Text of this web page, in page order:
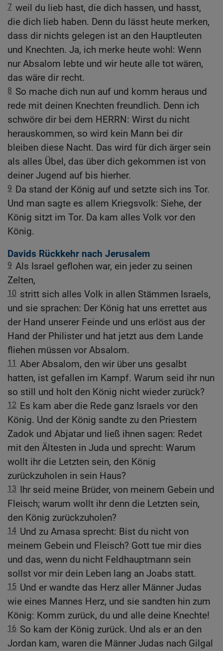
7 weil du lieb hast, die dich hassen, und hasst,
die dich lieb haben. Denn du lässt heute merken,
dass dir nichts gelegen ist an den Hauptleuten
und Knechten. Ja, ich merke heute wohl: Wenn
nur Absalom lebte und wir heute alle tot wären,
das wäre dir recht.
8 So mache dich nun auf und komm heraus und
rede mit deinen Knechten freundlich. Denn ich
schwöre dir bei dem HERRN: Wirst du nicht
herauskommen, so wird kein Mann bei dir
bleiben diese Nacht. Das wird für dich ärger sein
als alles Übel, das über dich gekommen ist von
deiner Jugend auf bis hierher.
9 Da stand der König auf und setzte sich ins Tor.
Und man sagte es allem Kriegsvolk: Siehe, der
König sitzt im Tor. Da kam alles Volk vor den
König.
Davids Rückkehr nach Jerusalem
9 Als Israel geflohen war, ein jeder zu seinen
Zelten,
10 stritt sich alles Volk in allen Stämmen Israels,
und sie sprachen: Der König hat uns errettet aus
der Hand unserer Feinde und uns erlöst aus der
Hand der Philister und hat jetzt aus dem Lande
fliehen müssen vor Absalom.
11 Aber Absalom, den wir über uns gesalbt
hatten, ist gefallen im Kampf. Warum seid ihr nun
so still und holt den König nicht wieder zurück?
12 Es kam aber die Rede ganz Israels vor den
König. Und der König sandte zu den Priestern
Zadok und Abjatar und ließ ihnen sagen: Redet
mit den Ältesten in Juda und sprecht: Warum
wollt ihr die Letzten sein, den König
zurückzuholen in sein Haus?
13 Ihr seid meine Brüder, von meinem Gebein und
Fleisch; warum wollt ihr denn die Letzten sein,
den König zurückzuholen?
14 Und zu Amasa sprecht: Bist du nicht von
meinem Gebein und Fleisch? Gott tue mir dies
und das, wenn du nicht Feldhauptmann sein
sollst vor mir dein Leben lang an Joabs statt.
15 Und er wandte das Herz aller Männer Judas
wie eines Mannes Herz, und sie sandten hin zum
König: Komm zurück, du und alle deine Knechte!
16 So kam der König zurück. Und als er an den
Jordan kam, waren die Männer Judas nach Gilgal